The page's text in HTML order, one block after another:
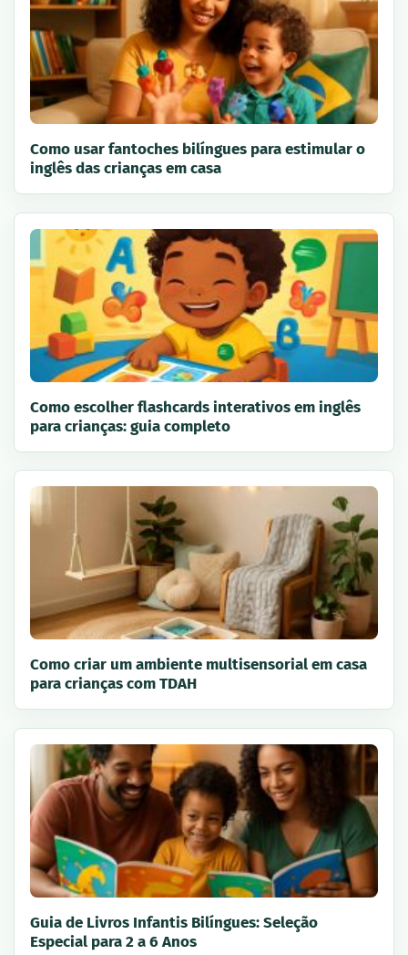
Como usar fantoches bilíngues para estimular o
inglês das crianças em casa
Como escolher flashcards interativos em inglês
para crianças: guia completo
Como criar um ambiente multisensorial em casa
para crianças com TDAH
Guia de Livros Infantis Bilíngues: Seleção
Especial para 2 a 6 Anos